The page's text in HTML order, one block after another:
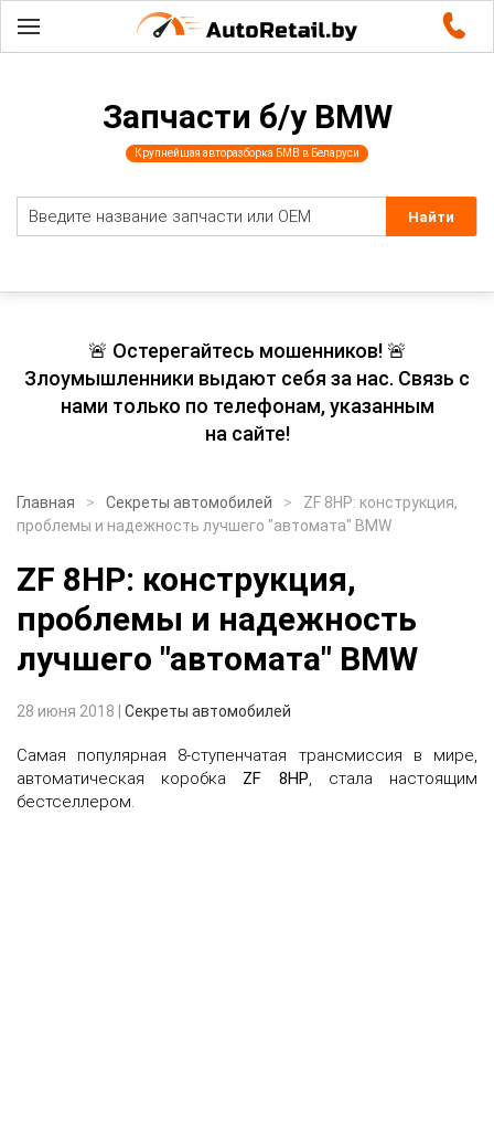
Запчасти б/у BMW
Крупнейшая авторазборка БМВ в Беларуси
🚨 Остерегайтесь мошенников! 🚨
Злоумышленники выдают себя за нас. Связь с
нами только по телефонам, указанным
на сайте!
Главная Секреты автомобилей
ZF 8HP: конструкция,
проблемы и надежность лучшего "автомата" BMW
ZF 8HP: конструкция,
проблемы и надежность
лучшего "автомата" BMW
28 июня 2018 Секреты автомобилей
Самая популярная 8-ступенчатая трансмиссия в мире,
автоматическая коробка ZF 8HP, стала настоящим
бестселлером.